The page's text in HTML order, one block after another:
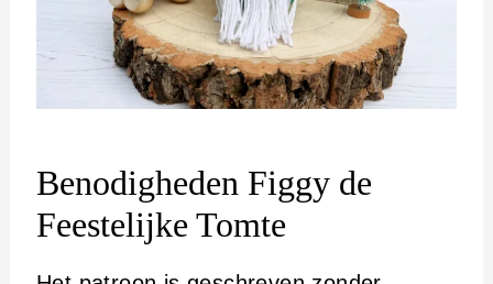
Benodigheden Figgy de
Feestelijke Tomte